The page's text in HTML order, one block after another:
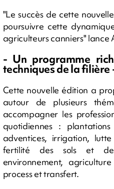
"Le succès de cette
poursuivre cette
agriculteurs canniers" lance
- Un programme
techniques de la filière
Cette nouvelle édition a
autour de plusieurs
accompagner les
quotidiennes :
adventices, irrigation,
fertilité des sols et
environnement,
process et transfert.